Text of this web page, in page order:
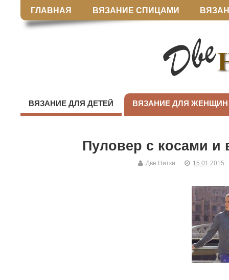
ГЛАВНАЯ ВЯЗАНИЕ СПИЦАМИ
ВЯЗАНИЕ ДЛЯ ДЕТЕЙ ВЯЗАНИЕ ДЛЯ ЖЕНЩИН
Пуловер с косами и
Две Нитки 15.01.2015